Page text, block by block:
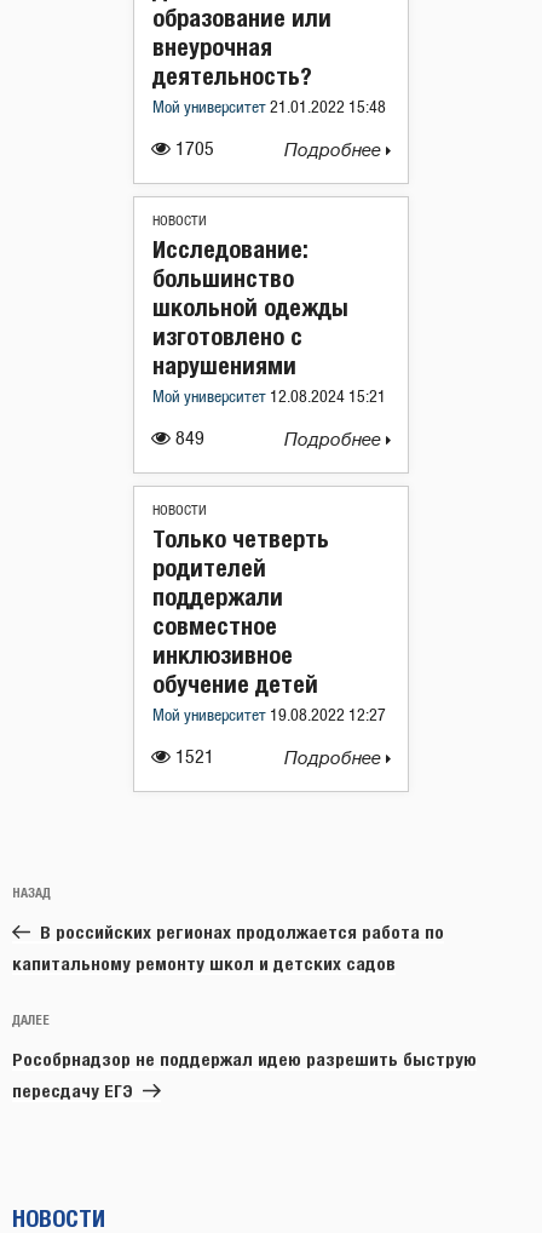
1705
образование или
внеурочная
деятельность?
Мой университет 21.01.2022 15:48
Подробнее
НОВОСТИ
849
Исследование:
большинство
школьной одежды
изготовлено с
нарушениями
Мой университет 12.08.2024 15:21
Подробнее
НОВОСТИ
1521
Только четверть
родителей
поддержали
совместное
инклюзивное
обучение детей
Мой университет 19.08.2022 12:27
Подробнее
по
записям
Предыдущая
запись:
НАЗАД
В российских регионах продолжается работа по
капитальному ремонту школ и детских садов
Следующая
запись
ДАЛЕЕ
Рособрнадзор не поддержал идею разрешить быструю
пересдачу ЕГЭ
НОВОСТИ